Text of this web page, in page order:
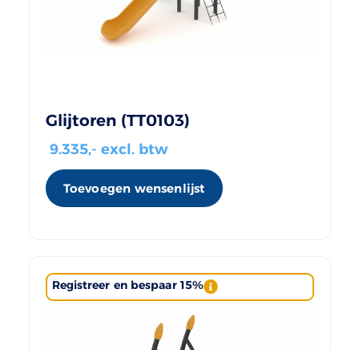
Glijtoren (TT0103)
9.335,- excl. btw
Toevoegen wensenlijst
Registreer en bespaar 15%